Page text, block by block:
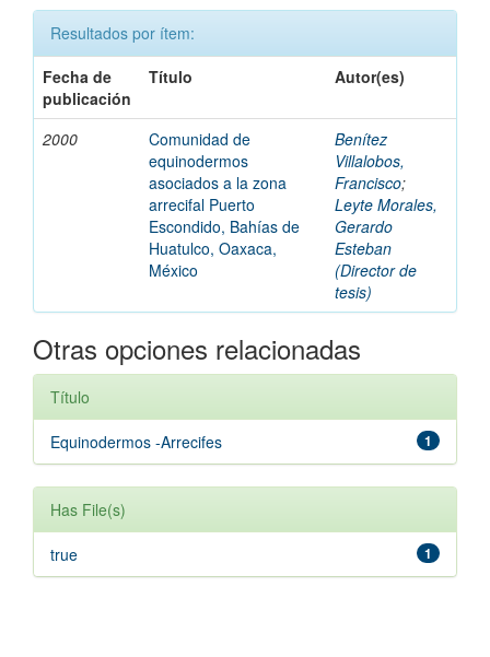
Resultados por ítem:
Fecha de
publicación
Título Autor(es)
2000
Comunidad de
equinodermos
asociados a la zona
arrecifal Puerto
Escondido, Bahías de
Huatulco, Oaxaca,
México
Benítez
Villalobos,
Francisco;
Leyte Morales,
Gerardo
Esteban
(Director de
tesis)
Otras opciones relacionadas
Título
1
Equinodermos -Arrecifes
Has File(s)
1
true